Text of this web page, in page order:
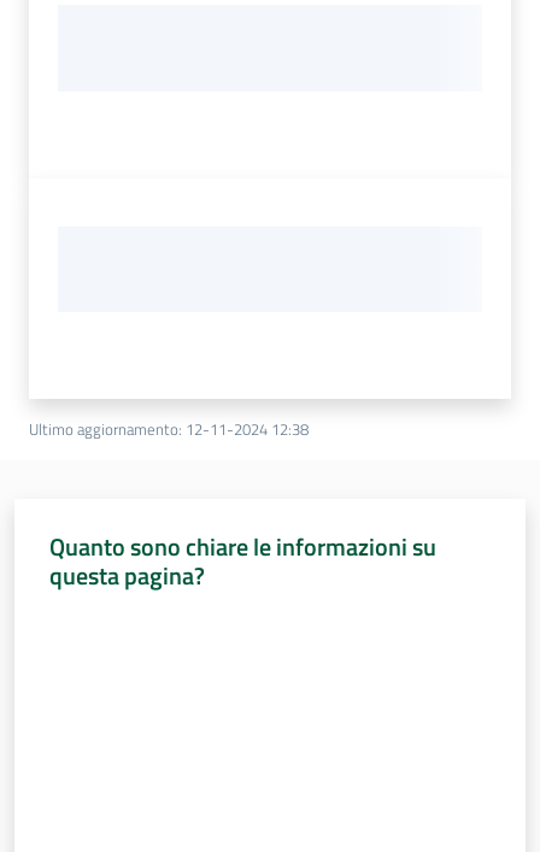
Ultimo aggiornamento: 12-11-2024 12:38
Quanto sono chiare le informazioni su
questa pagina?